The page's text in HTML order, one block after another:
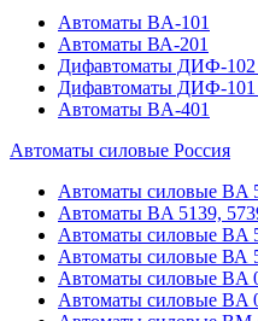
Автоматы BA-101
Автоматы ВА-201
Дифавтоматы ДИФ-
Дифавтоматы ДИФ-
Автоматы BA-401
Автоматы силовые Россия
Автоматы силовые BA
Автоматы BA 5139,
Автоматы силовые BA
Автоматы силовые ВА
Автоматы силовые BA
Автоматы силовые BA